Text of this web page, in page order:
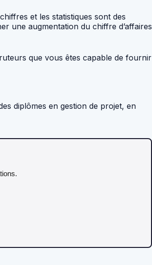
et les statistiques sont des
une augmentation du chiffre d’affaires
que vous êtes capable de fournir
diplômes en gestion de projet, en